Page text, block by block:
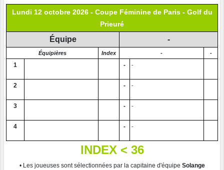
Lundi 12 octobre 2026 - Coupe Féminine de Paris - Golf du
Prieuré
Équipe -
Équipières Index - -
1 - -
2 - -
3 - -
4 - -
INDEX < 36
• Les joueuses sont sélectionnées par la capitaine d'équipe Solange